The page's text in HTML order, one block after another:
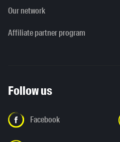
Our network
Affiliate partner program
Follow us
Facebook